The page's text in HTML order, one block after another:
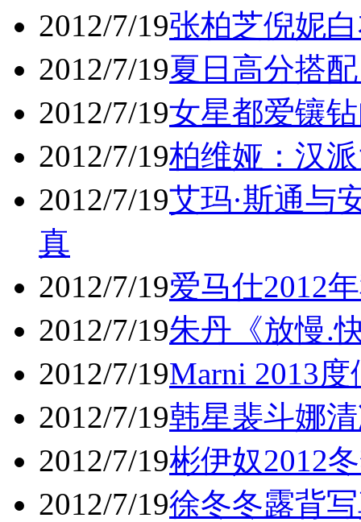
2012/7/19张柏芝倪妮
2012/7/19夏日高分搭
2012/7/19女星都爱镶
2012/7/19柏维娅：汉
2012/7/19艾玛·斯通与
真
2012/7/19爱马仕2012
2012/7/19朱丹《放慢.
2012/7/19Marni 2013
2012/7/19韩星裴斗娜
2012/7/19彬伊奴2012
2012/7/19徐冬冬露背